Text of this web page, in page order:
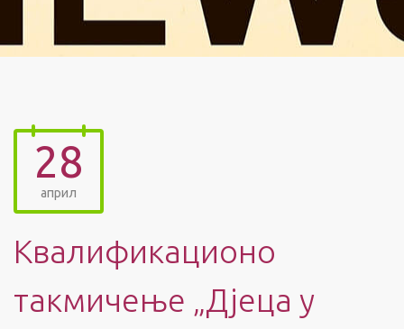
28
април
Квалификационо
такмичење „Дјеца у